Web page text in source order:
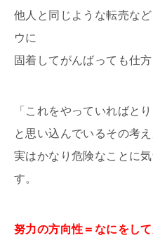
他人と同じような転売な
ウに
固着してがんばっても仕方
「これをやっていればと
と思い込んでいるその考
実はかなり危険なことに
す。
努力の方向性＝なにをし